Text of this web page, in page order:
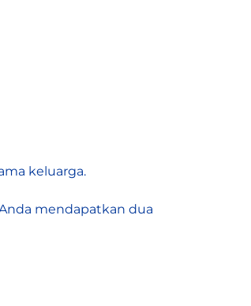
keluarga.
mendapatkan dua